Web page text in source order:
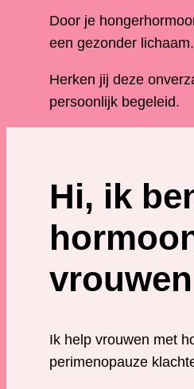
Door je
een gezonder lichaam.
Herken jij deze
persoonlijk begeleid.
Hi, ik
vrouwen
Ik help vrouwen met
perimenopauze